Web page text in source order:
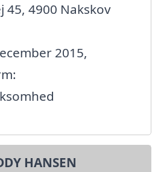
45, 4900 Nakskov
2015,
HANSEN